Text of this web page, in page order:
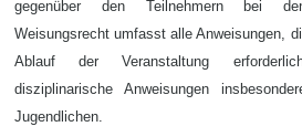
gegenüber den Teilnehmern bei
Weisungsrecht umfasst alle Anweisungen,
Ablauf der Veranstaltung
disziplinarische Anweisungen
Jugendlichen.